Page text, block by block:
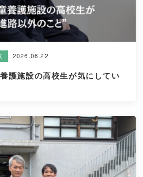
2026.06.22
護施設の高校生が気にしてい